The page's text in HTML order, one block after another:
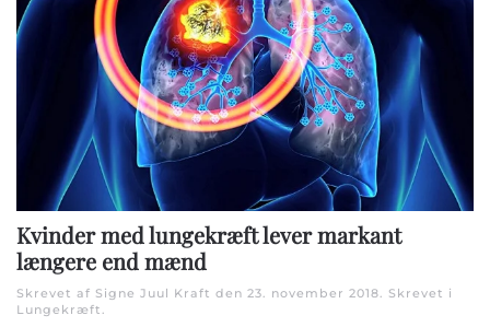
Kvinder med lungekræft lever markant
længere end mænd
Skrevet af Signe Juul Kraft den 23. november 2018. Skrevet i
Lungekræft.